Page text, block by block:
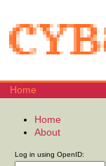
Home
Home
About
Log in using OpenID: